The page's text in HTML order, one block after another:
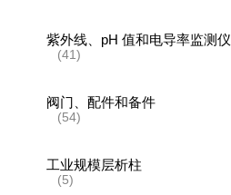
紫外线、pH 值和电导率监测仪
(41)
阀门、配件和备件
(54)
工业规模层析柱
(5)